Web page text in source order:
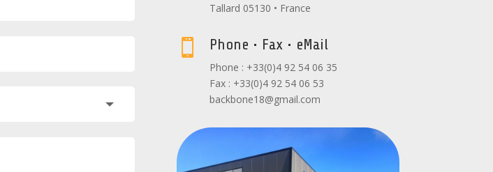
Tallard 05130 • France
 Phone • Fax • eMail
Phone : +33(0)4 92 54 06 35
Fax : +33(0)4 92 54 06 53
backbone18@gmail.com